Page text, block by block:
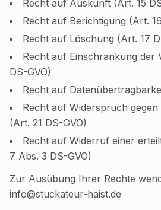
Recht auf Auskunft (Art. 15
Recht auf Berichtigung (Art.
Recht auf Löschung (Art. 17
Recht auf Einschränkung der
DS-GVO)
Recht auf
Recht auf Widerspruch gegen
(Art. 21 DS-GVO)
Recht auf Widerruf einer
7 Abs. 3 DS-GVO)
Zur Ausübung Ihrer Rechte
info@stuckateur-haist.de